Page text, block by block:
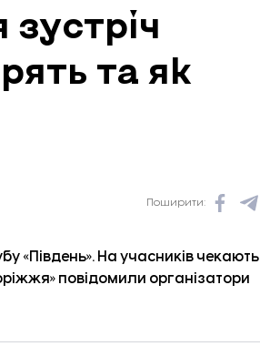
та як
Поширити:
«Південь». На учасників чекають
» повідомили організатори